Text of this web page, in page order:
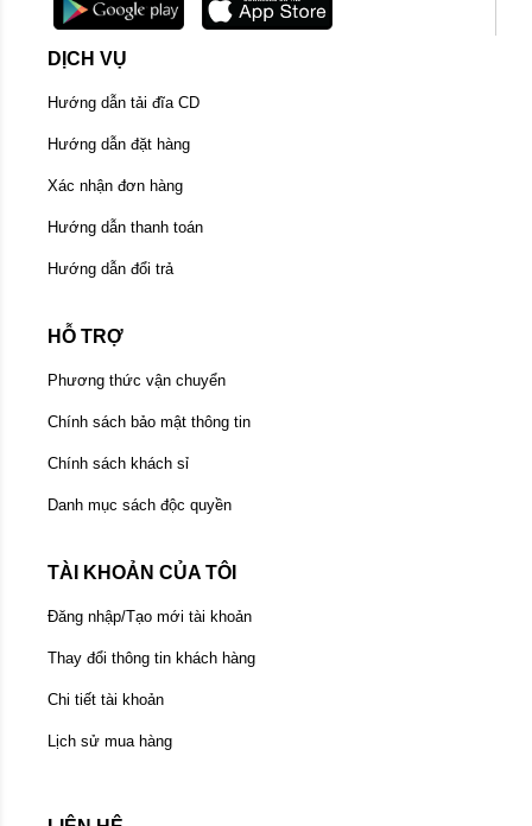
DỊCH VỤ
Hướng dẫn tải đĩa CD
Hướng dẫn đặt hàng
Xác nhận đơn hàng
Hướng dẫn thanh toán
Hướng dẫn đổi trả
HỖ TRỢ
Phương thức vận chuyển
Chính sách bảo mật thông tin
Chính sách khách sỉ
Danh mục sách độc quyền
TÀI KHOẢN CỦA TÔI
Đăng nhập/Tạo mới tài khoản
Thay đổi thông tin khách hàng
Chi tiết tài khoản
Lịch sử mua hàng